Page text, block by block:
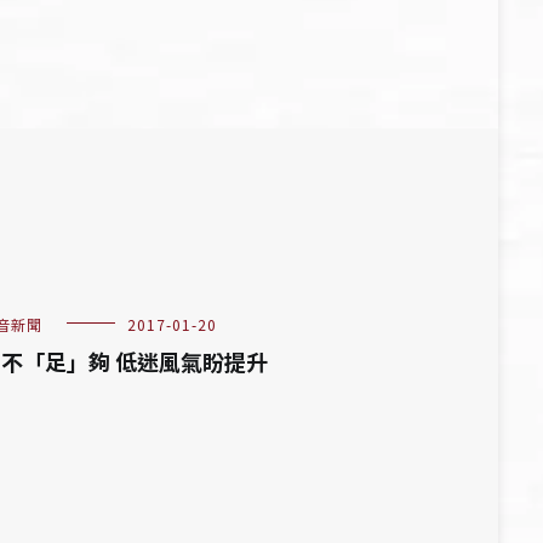
新聞 2017-01-20
「足」夠 低迷風氣盼提升